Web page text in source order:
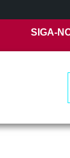
SIGA-